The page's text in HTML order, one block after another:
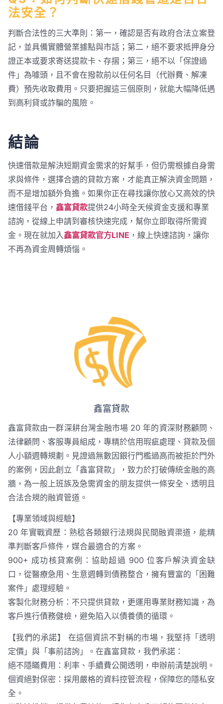
法安全？
判斷合法性的三大準則：第一，確認是否有政府合法立案登
記，並具備實體營業據點與市話；第二，絕不要求抵押身分
證正本或要求寄送提款卡、存摺；第三，絕不以「保證過
件」為噱頭，且不會在撥款前以任何名目（代辦費、解凍
費）預先收取費用。只要把握這三個原則，就能大幅降低遇
到高利貸或詐騙的風險。
結論
快速借款是解決短期資金需求的好幫手，但仍需根據自身需
求與條件，選擇合適的貸款方案，才能真正解決資金問題，
而不是增加額外負擔。如果你正在尋找讓你放心又高效的快
速借錢平台， 鑫富貸款提供24小時全天候資金支援和專業
諮詢，從線上申請到審核快速完成，幫你立即取得所需資
金。現在就加入鑫富貸款官方LINE ，線上快速諮詢，讓你
不再為資金周轉煩惱。
鑫富貸款
鑫富貸款由一群深耕台灣金融市場 20 年的資深財務顧問、
法律顧問、客服專員組成，專精於信用瑕疵處理、貸款及個
人小額週轉規劃。見證過無數因銀行門檻過高而被拒於門外
的案例，因此創立「鑫富貸款」，致力於打破傳統金融的高
牆，為一般上班族及急需資金的朋友提供一條安全、透明且
合法合規的融資管道。
【專業領域與經驗】
20 年實戰資歷：熟稔各類銀行法規與民間融資渠道，能精
準判斷客戶條件，媒合最適合的方案。
900+ 成功核貸案例：協助超過 900 位客戶解決資金缺
口，從醫療急用、生意週轉到債務整合，擁有豐富的「困難
案件」處理經驗。
客製化財務分析：不只提供貸款，更運用專業財務知識，為
客戶進行債務健檢，避免陷入以債養債的循環。
【我們的承諾】 在這個資訊不對稱的市場，我堅持「透明
定價」與「事前諮詢」。在鑫富貸款，我們承諾：
絕不隱瞞費用：利率、手續費公開透明，申辦前清楚說明。
個資絕對保密：採用嚴格的資料控管流程，保障您的隱私安
全。